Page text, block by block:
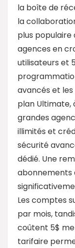
la boîte de
la
plus populaire
agences en
utilisateurs et
avancés et
plan Ultimate,
grandes
illimités et
sécurité
dédié. Une
abonnements
Les comptes
par mois,
coûtent 5$
tarifaire